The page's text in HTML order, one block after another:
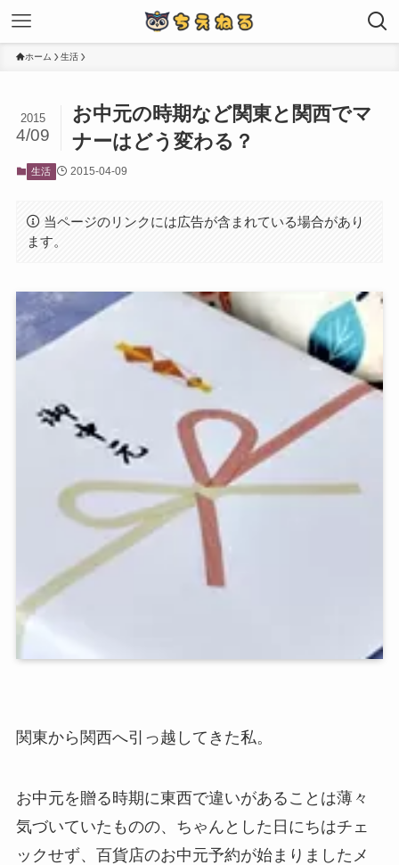
ホーム 生活
お中元の時期など関東と関西でマ
ナーはどう変わる？
2015
4/09
生活 2015-04-09
当ページのリンクには広告が含まれている場合があり
ます。
関東から関西へ引っ越してきた私。
お中元を贈る時期に東西で違いがあることは薄々
気づいていたものの、ちゃんとした日にちはチェ
ックせず、百貨店のお中元予約が始まりましたメ